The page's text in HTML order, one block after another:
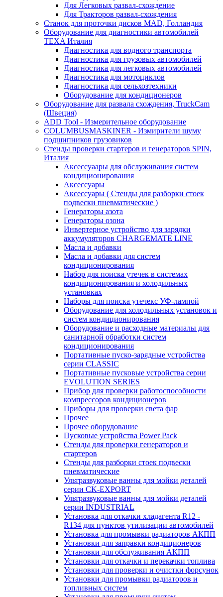
Для Легковых развал-схождение
Для Тракторов развал-схождения
Станок для проточки дисков MAD, Голландия
Оборудование для диагностики автомобилей
TEXA Италия
Диагностика для водного транспорта
Диагностика для грузовых автомобилей
Диагностика для легковых автомобилей
Диагностика для мотоциклов
Диагностика для сельхозтехники
Оборудование для кондиционеров
Оборудование для развала схождения, TruckCam
(Швеция)
ADD Tool - Измерительное оборудование
COLUMBUSMASKINER - Измирители шуму
подшипников грузовиков
Стенды проверки стартеров и генераторов SPIN,
Италия
Аксессуаары для обслуживания систем
кондиционирования
Аксессуары
Аксессуары ( Стенды для разборки стоек
подвески пневматические )
Генераторы азота
Генераторы озона
Инвертерное устройство для зарядки
аккумуляторов CHARGEMATE LINE
Масла и добавки
Масла и добавки для систем
кондиционирования
Набор для поиска утечек в системах
кондиционирования и холодильных
установках
Наборы для поиска утечекс УФ-лампой
Оборудование для холодильных установок и
систем кондиционирования
Оборудование и расходные материалы для
санитарной обработки систем
кондиционирования
Портативные пуско-зарядные устройства
серии CLASSIC
Портативные пусковые устройства серии
EVOLUTION SERIES
Прибор для проверки работоспособности
компрессоров кондиционеров
Приборы для проверки света фар
Прочее
Прочее оборудование
Пусковые устройства Power Pack
Стенды для проверки генераторов и
стартеров
Стенды для разборки стоек подвески
пневматические
Ультразвуковые ванны для мойки деталей
серии CK-EXPORT
Ультразвуковые ванны для мойки деталей
серии INDUSTRIAL
Установка для откачки хладагента R12 -
R134 для пунктов утилизации автомобилей
Установка для промывки радиаторов АКПП
Установки для заправки кондиционеров
Установки для обслуживания АКПП
Установки для откачки и перекачки топлива
Установки для проверки и очистки форсунок
Установки для промывки радиаторов и
топливных систем